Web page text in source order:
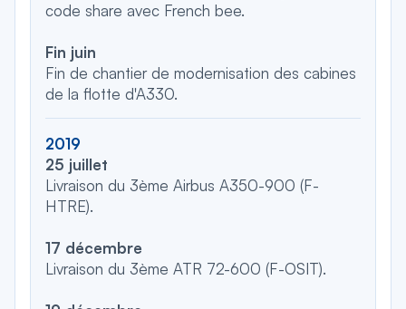
code share avec French bee.
Fin juin
Fin de chantier de modernisation des cabines
de la flotte d'A330.
2019
25 juillet
Livraison du 3ème Airbus A350-900 (F-
HTRE).
17 décembre
Livraison du 3ème ATR 72-600 (F-OSIT).